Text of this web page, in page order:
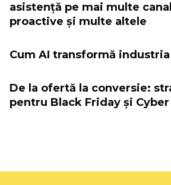
asistență pe mai multe
proactive și multe altele
Cum AI transformă
De la ofertă la conversie:
pentru Black Friday și